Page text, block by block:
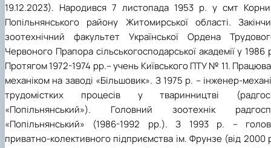
19.12.2023). Народився 7 листопада 1953 р. у смт
Попільнянського району Житомирської області.
зоотехнічний факультет Української Ордена
Червоного Прапора сільськогосподарської академії у 1986
Протягом 1972-1974 рр.– учень Київського ПТУ № 11.
механіком на заводі «Більшовик». З 1975 р. – інженер-
трудомістких процесів у тваринництві
«Попільнянський»). Головний зоотехнік
«Попільнянський» (1986-1992 рр.). З 1993 р. –
приватно-колективного підприємства ім. Фрунзе (від 2000